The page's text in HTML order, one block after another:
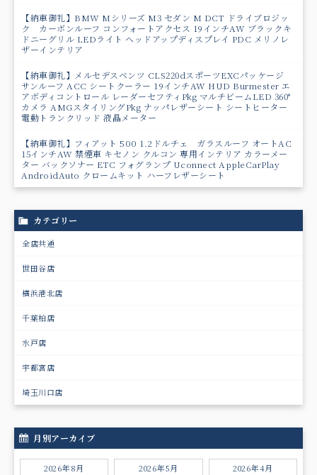
【納車御礼】BMW Mシリーズ M3 セダン M DCT ドライブロジッ
ク カーボンルーフ コンフォートアクセス 19インチAW ブラックキ
ドニーグリル LEDライト ヘッドアップディスプレイ PDC メリノレ
ザーインテリア
【納車御礼】メルセデスベンツ CLS220dスポーツEXCパッケージ
サンルーフ ACC シートクーラー 19インチAW HUD Burmester エ
アボディコントロール レーダーセフティPkg マルチビームLED 360°
カメラ AMGスタイリングPkg ナッパレザーシート シートヒーター
電動トランクリッド 液晶メーター
【納車御礼】フィアット 500 1.2ドルチェ ガラスルーフ オートAC
15インチAW 禁煙車 キセノン クルコン 専用インテリア カラーメー
ター バックソナー ETC フォグランプ Uconnect AppleCarPlay
AndroidAuto クロームキット ハーフレザーシート
カテゴリー
全店共通
世田谷店
横浜港北店
千葉柏店
水戸店
宇都宮店
埼玉川口店
月別アーカイブ
2026年8月 2026年5月 2026年4月